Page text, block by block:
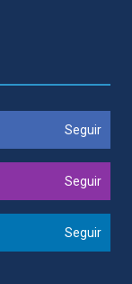
Seguir
Seguir
Seguir